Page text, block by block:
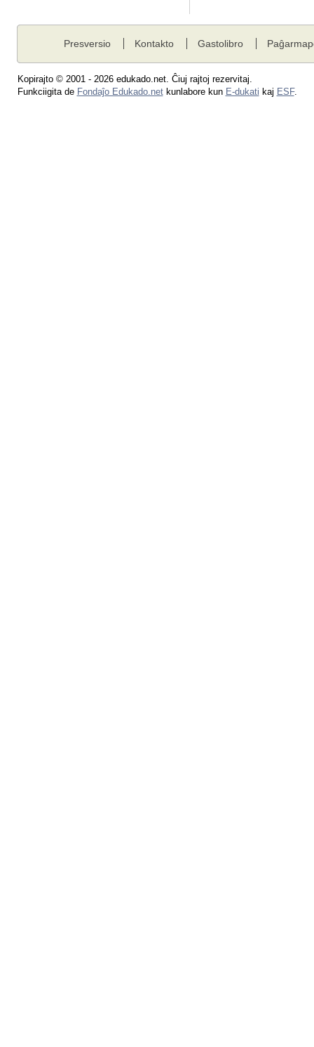
Presversio Kontakto Gastolibro
Kopirajto © 2001 - 2026 edukado.net. Ĉiuj rajtoj rezervitaj.
Funkciigita de Fondaĵo Edukado.netkunlabore kun E-dukati kaj ESF.